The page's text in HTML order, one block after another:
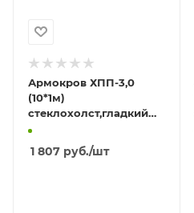
Армокров ХПП-3,0
(10*1м)
стеклохолст,гладкий
1/30
1 807 руб./шт